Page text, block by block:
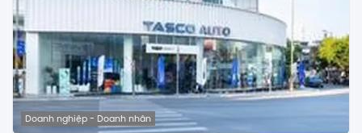
Doanh nghiệp - Doanh nhân